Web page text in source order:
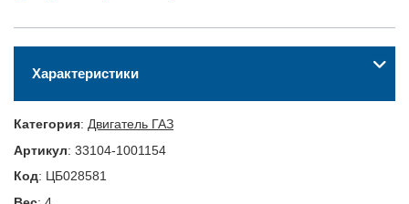
Характеристики
Категория: Двигатель ГАЗ
Артикул: 33104-1001154
Код: ЦБ028581